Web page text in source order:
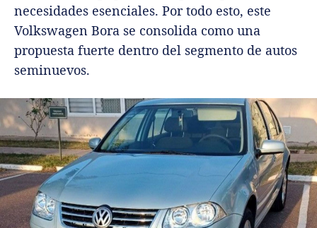
necesidades esenciales. Por todo esto, este
Volkswagen Bora se consolida como una
propuesta fuerte dentro del segmento de autos
seminuevos.